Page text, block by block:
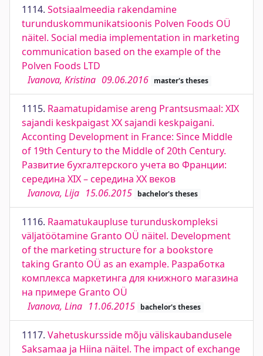
1114. Sotsiaalmeedia rakendamine
turunduskommunikatsioonis Polven Foods OÜ
näitel. Social media implementation in marketing
communication based on the example of the
Polven Foods LTD
Ivanova, Kristina 09.06.2016 master's theses
1115. Raamatupidamise areng Prantsusmaal: XIX
sajandi keskpaigast XX sajandi keskpaigani.
Acconting Development in France: Since Middle
of 19th Century to the Middle of 20th Century.
Развитие бухгалтерского учета во Франции:
середина ХIX – середина XX веков
Ivanova, Lija 15.06.2015 bachelor's theses
1116. Raamatukaupluse turunduskompleksi
väljatöötamine Granto OÜ näitel. Development
of the marketing structure for a bookstore
taking Granto OÜ as an example. Разработка
комплекса маркетинга для книжного магазина
на примере Granto OÜ
Ivanova, Lina 11.06.2015 bachelor's theses
1117. Vahetuskursside mõju väliskaubandusele
Saksamaa ja Hiina näitel. The impact of exchange